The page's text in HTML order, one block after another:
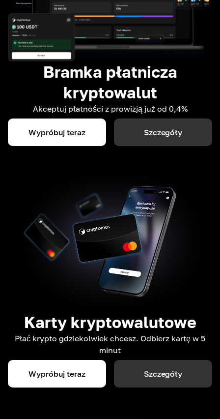
Bramka płatnicza
kryptowalut
Akceptuj płatności z prowizją już od 0,4%
Wypróbuj teraz Szczegóły
Karty kryptowalutowe
Płać krypto gdziekolwiek chcesz. Odbierz kartę w 5
minut
Wypróbuj teraz Szczegóły